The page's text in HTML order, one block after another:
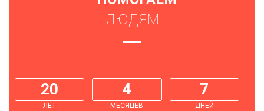
ЛЮДЯМ
20
ЛЕТ
4
МЕСЯЦЕВ
7
ДНЕЙ